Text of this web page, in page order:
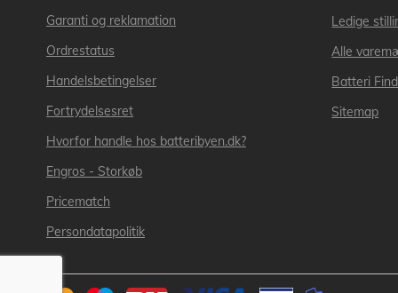
Garanti og reklamation
Ordrestatus
Handelsbetingelser
Fortrydelsesret
Hvorfor handle hos batteribyen.dk?
Engros - Storkøb
Pricematch
Persondatapolitik
Ledige
Alle
Batteri
Sitemap